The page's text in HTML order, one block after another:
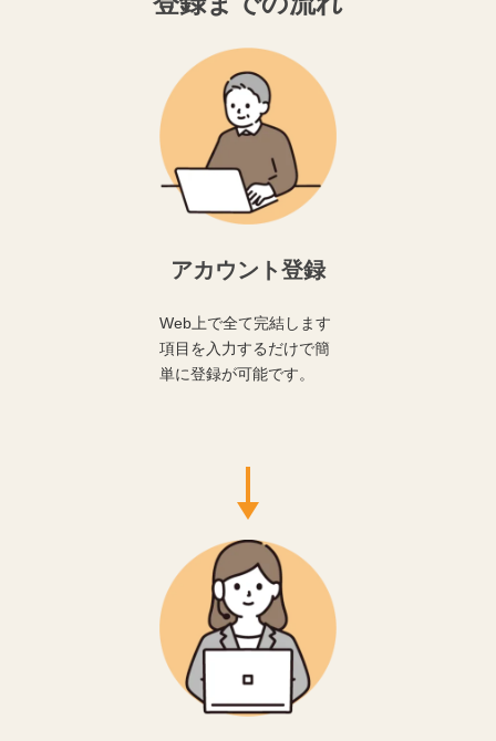
アカウント登録
Web上で全て完結します
項目を入力するだけで簡
単に登録が可能です。